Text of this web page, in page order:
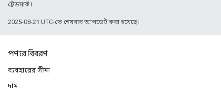
ট্রেডমার্ক।
2025-08-21 UTC-তে শেষবার আপডেট করা হয়েছে।
পণ্যর বিবরণ
ব্যবহারের সীমা
দাম